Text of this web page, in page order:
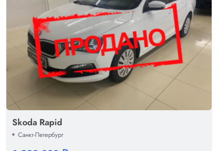
Skoda Rapid
Санкт-Петербург